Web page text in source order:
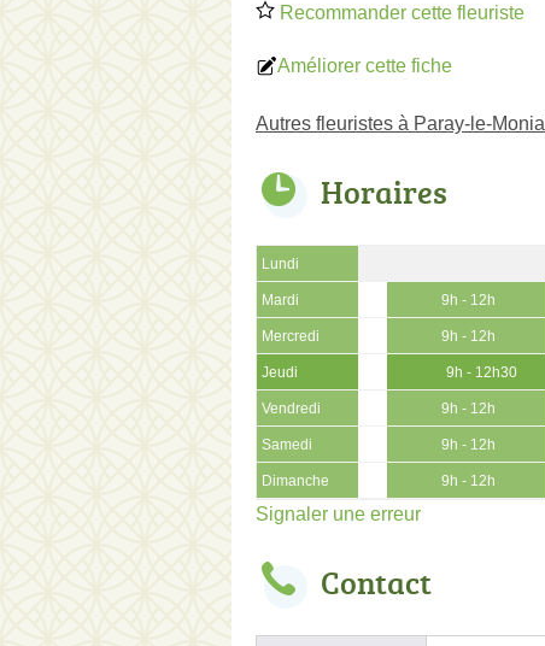
Recommander cette fleuriste
Améliorer cette fiche
Autres fleuristes à Paray-le-Monial
Horaires
Lundi
Mardi 9h - 12h
Mercredi 9h - 12h
Jeudi 9h - 12h30
Vendredi 9h - 12h
Samedi 9h - 12h
Dimanche 9h - 12h
Signaler une erreur
Contact